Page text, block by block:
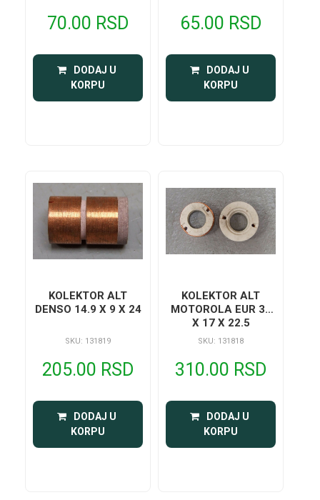
70.00 RSD
DODAJ U
KORPU
65.00 RSD
DODAJ U
KORPU
KOLEKTOR ALT
DENSO 14.9 X 9 X 24
SKU: 131819
205.00 RSD
DODAJ U
KORPU
KOLEKTOR ALT
MOTOROLA EUR 32
X 17 X 22.5
SKU: 131818
310.00 RSD
DODAJ U
KORPU